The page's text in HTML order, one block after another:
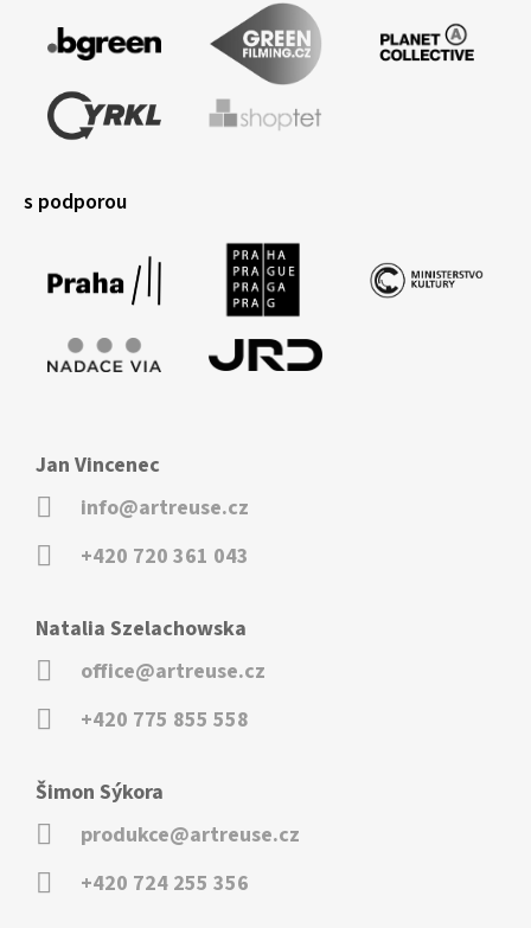
s podporou
Jan Vincenec
info@artreuse.cz
+420 720 361 043
Natalia Szelachowska
office@artreuse.cz
+420 775 855 558
Šimon Sýkora
produkce@artreuse.cz
+420 724 255 356